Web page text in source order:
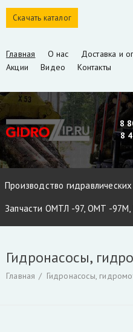
Скачать каталог
Главная О нас Доставка и
Акции
Видео Контакты
8
8
Производство
Запчасти ОМТЛ -97, ОМТ -
Запчасти Майман 90, 100, 110 /
Гидроцилиндры
Гидронасосы,
Главная Гидронасосы,